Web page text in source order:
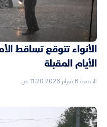
الأنواء تتوقع تساقط
الأيام المقبلة
الجمعة 6 فبراير 2026 11:20 ص